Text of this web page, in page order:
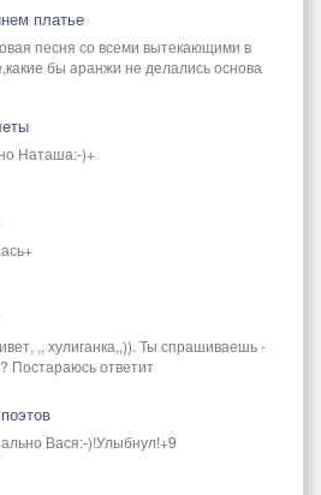
платье
песня со всеми вытекающими в
бы аранжи не делались основа
Наташа:-)+
,, хулиганка,,)). Ты спрашиваешь -
Постараюсь ответит
Вася:-)!Улыбнул!+9